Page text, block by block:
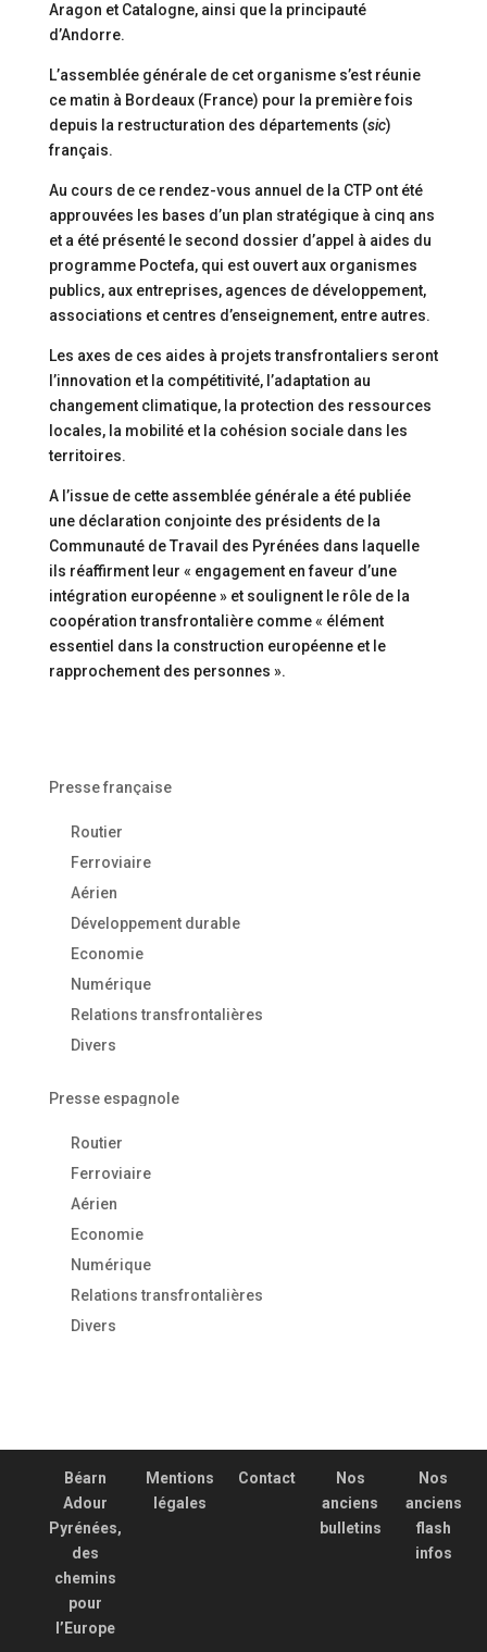
Aragon et Catalogne, ainsi que la principauté
d’Andorre.
L’assemblée générale de cet organisme s’est réunie
ce matin à Bordeaux (France) pour la première fois
depuis la restructuration des départements (sic)
français.
Au cours de ce rendez-vous annuel de la CTP ont été
approuvées les bases d’un plan stratégique à cinq ans
et a été présenté le second dossier d’appel à aides du
programme Poctefa, qui est ouvert aux organismes
publics, aux entreprises, agences de développement,
associations et centres d’enseignement, entre autres.
Les axes de ces aides à projets transfrontaliers seront
l’innovation et la compétitivité, l’adaptation au
changement climatique, la protection des ressources
locales, la mobilité et la cohésion sociale dans les
territoires.
A l’issue de cette assemblée générale a été publiée
une déclaration conjointe des présidents de la
Communauté de Travail des Pyrénées dans laquelle
ils réaffirment leur « engagement en faveur d’une
intégration européenne » et soulignent le rôle de la
coopération transfrontalière comme « élément
essentiel dans la construction européenne et le
rapprochement des personnes ».
Presse française
Routier
Ferroviaire
Aérien
Développement durable
Economie
Numérique
Relations transfrontalières
Divers
Presse espagnole
Routier
Ferroviaire
Aérien
Economie
Numérique
Relations transfrontalières
Divers
Béarn
Adour
Pyrénées,
des
chemins
pour
l’Europe
Mentions
légales
Contact
Nos
anciens
bulletins
Nos
anciens
flash
infos